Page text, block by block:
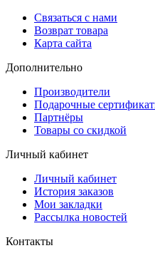
Связаться с нами
Возврат товара
Карта сайта
Дополнительно
Производители
Подарочные
Партнёры
Товары со скидкой
Личный кабинет
Личный кабинет
История заказов
Мои закладки
Рассылка новостей
Контакты